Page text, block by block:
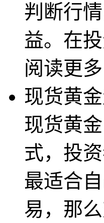
判断行
益。在
阅读更
现货黄
现货黄
式，投
最适合
易，那